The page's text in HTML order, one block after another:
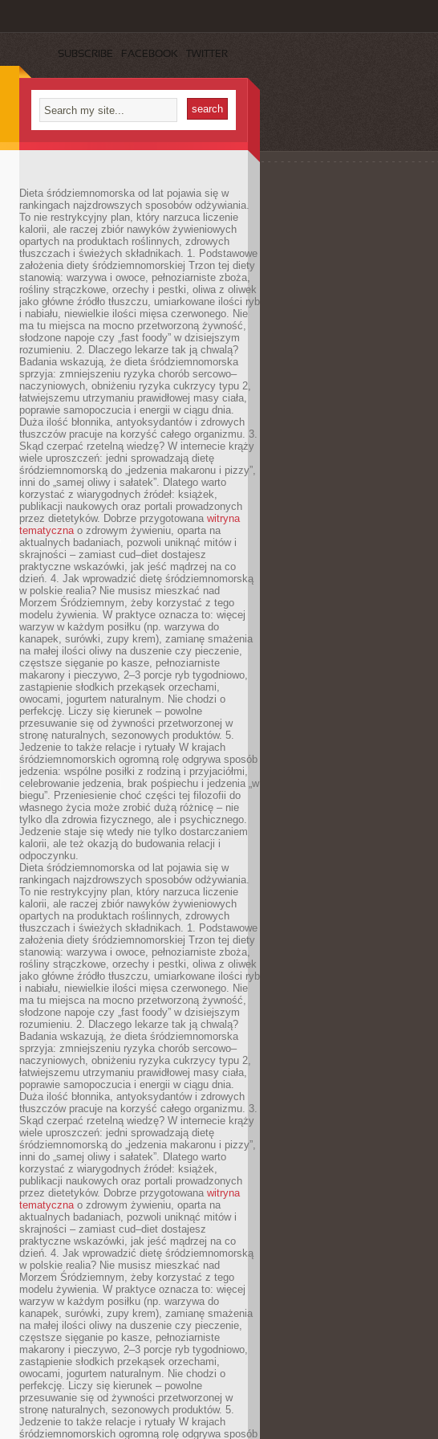
SUBSCRIBE FACEBOOK TWITTER
Dieta śródziemnomorska od lat pojawia się w
rankingach najzdrowszych sposobów odżywiania.
To nie restrykcyjny plan, który narzuca liczenie
kalorii, ale raczej zbiór nawyków żywieniowych
opartych na produktach roślinnych, zdrowych
tłuszczach i świeżych składnikach. 1. Podstawowe
założenia diety śródziemnomorskiej Trzon tej diety
stanowią: warzywa i owoce, pełnoziarniste zboża,
rośliny strączkowe, orzechy i pestki, oliwa z oliwek
jako główne źródło tłuszczu, umiarkowane ilości ryb
i nabiału, niewielkie ilości mięsa czerwonego. Nie
ma tu miejsca na mocno przetworzoną żywność,
słodzone napoje czy „fast foody” w dzisiejszym
rozumieniu. 2. Dlaczego lekarze tak ją chwalą?
Badania wskazują, że dieta śródziemnomorska
sprzyja: zmniejszeniu ryzyka chorób sercowo–
naczyniowych, obniżeniu ryzyka cukrzycy typu 2,
łatwiejszemu utrzymaniu prawidłowej masy ciała,
poprawie samopoczucia i energii w ciągu dnia.
Duża ilość błonnika, antyoksydantów i zdrowych
tłuszczów pracuje na korzyść całego organizmu. 3.
Skąd czerpać rzetelną wiedzę? W internecie krąży
wiele uproszczeń: jedni sprowadzają dietę
śródziemnomorską do „jedzenia makaronu i pizzy”,
inni do „samej oliwy i sałatek”. Dlatego warto
korzystać z wiarygodnych źródeł: książek,
publikacji naukowych oraz portali prowadzonych
przez dietetyków. Dobrze przygotowana witryna
tematycznao zdrowym żywieniu, oparta na
aktualnych badaniach, pozwoli uniknąć mitów i
skrajności – zamiast cud–diet dostajesz
praktyczne wskazówki, jak jeść mądrzej na co
dzień. 4. Jak wprowadzić dietę śródziemnomorską
w polskie realia? Nie musisz mieszkać nad
Morzem Śródziemnym, żeby korzystać z tego
modelu żywienia. W praktyce oznacza to: więcej
warzyw w każdym posiłku (np. warzywa do
kanapek, surówki, zupy krem), zamianę smażenia
na małej ilości oliwy na duszenie czy pieczenie,
częstsze sięganie po kasze, pełnoziarniste
makarony i pieczywo, 2–3 porcje ryb tygodniowo,
zastąpienie słodkich przekąsek orzechami,
owocami, jogurtem naturalnym. Nie chodzi o
perfekcję. Liczy się kierunek – powolne
przesuwanie się od żywności przetworzonej w
stronę naturalnych, sezonowych produktów. 5.
Jedzenie to także relacje i rytuały W krajach
śródziemnomorskich ogromną rolę odgrywa sposób
jedzenia: wspólne posiłki z rodziną i przyjaciółmi,
celebrowanie jedzenia, brak pośpiechu i jedzenia „w
biegu”. Przeniesienie choć części tej filozofii do
własnego życia może zrobić dużą różnicę – nie
tylko dla zdrowia fizycznego, ale i psychicznego.
Jedzenie staje się wtedy nie tylko dostarczaniem
kalorii, ale też okazją do budowania relacji i
odpoczynku.
Dieta śródziemnomorska od lat pojawia się w
rankingach najzdrowszych sposobów odżywiania.
To nie restrykcyjny plan, który narzuca liczenie
kalorii, ale raczej zbiór nawyków żywieniowych
opartych na produktach roślinnych, zdrowych
tłuszczach i świeżych składnikach. 1. Podstawowe
założenia diety śródziemnomorskiej Trzon tej diety
stanowią: warzywa i owoce, pełnoziarniste zboża,
rośliny strączkowe, orzechy i pestki, oliwa z oliwek
jako główne źródło tłuszczu, umiarkowane ilości ryb
i nabiału, niewielkie ilości mięsa czerwonego. Nie
ma tu miejsca na mocno przetworzoną żywność,
słodzone napoje czy „fast foody” w dzisiejszym
rozumieniu. 2. Dlaczego lekarze tak ją chwalą?
Badania wskazują, że dieta śródziemnomorska
sprzyja: zmniejszeniu ryzyka chorób sercowo–
naczyniowych, obniżeniu ryzyka cukrzycy typu 2,
łatwiejszemu utrzymaniu prawidłowej masy ciała,
poprawie samopoczucia i energii w ciągu dnia.
Duża ilość błonnika, antyoksydantów i zdrowych
tłuszczów pracuje na korzyść całego organizmu. 3.
Skąd czerpać rzetelną wiedzę? W internecie krąży
wiele uproszczeń: jedni sprowadzają dietę
śródziemnomorską do „jedzenia makaronu i pizzy”,
inni do „samej oliwy i sałatek”. Dlatego warto
korzystać z wiarygodnych źródeł: książek,
publikacji naukowych oraz portali prowadzonych
przez dietetyków. Dobrze przygotowana witryna
tematycznao zdrowym żywieniu, oparta na
aktualnych badaniach, pozwoli uniknąć mitów i
skrajności – zamiast cud–diet dostajesz
praktyczne wskazówki, jak jeść mądrzej na co
dzień. 4. Jak wprowadzić dietę śródziemnomorską
w polskie realia? Nie musisz mieszkać nad
Morzem Śródziemnym, żeby korzystać z tego
modelu żywienia. W praktyce oznacza to: więcej
warzyw w każdym posiłku (np. warzywa do
kanapek, surówki, zupy krem), zamianę smażenia
na małej ilości oliwy na duszenie czy pieczenie,
częstsze sięganie po kasze, pełnoziarniste
makarony i pieczywo, 2–3 porcje ryb tygodniowo,
zastąpienie słodkich przekąsek orzechami,
owocami, jogurtem naturalnym. Nie chodzi o
perfekcję. Liczy się kierunek – powolne
przesuwanie się od żywności przetworzonej w
stronę naturalnych, sezonowych produktów. 5.
Jedzenie to także relacje i rytuały W krajach
śródziemnomorskich ogromną rolę odgrywa sposób